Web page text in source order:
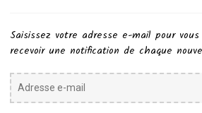
Saisissez votre adresse e-mail pour
recevoir une notification de chaque
Adresse
e-